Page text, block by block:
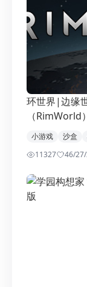
环世界|边缘
（RimWorld
小游戏 沙盒
11327
46/